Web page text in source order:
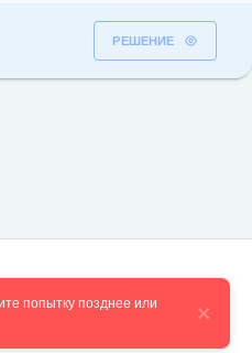
РЕШЕНИЕ
попытку позднее или